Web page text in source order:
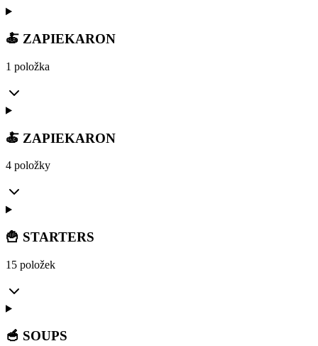
🍝 ZAPIEKARON
1 položka
🍝 ZAPIEKARON
4 položky
🍟 STARTERS
15 položek
🥣 SOUPS